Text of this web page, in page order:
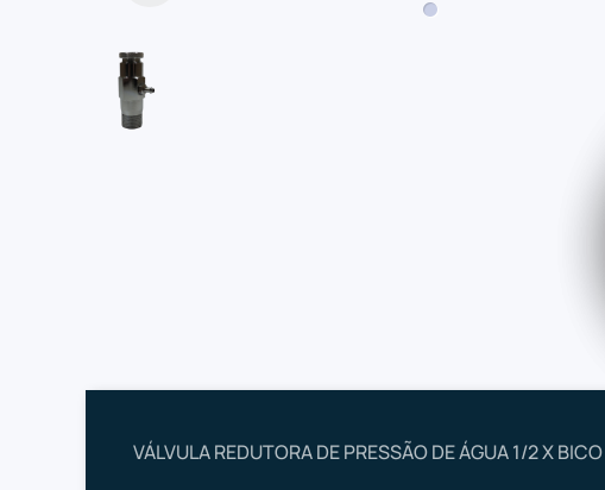
VÁLVULA REDUTORA DE PRESSÃO DE ÁGUA 1/2 X